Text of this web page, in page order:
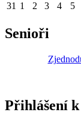
31 1 2 3 4 5
Senioři
Přihlášení